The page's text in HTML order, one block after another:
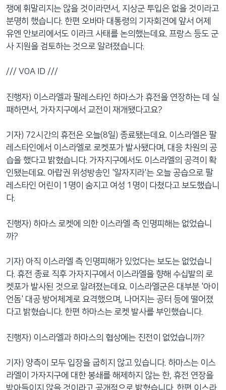
쟁에 휘말리지는 않을 것이라면서, 지상군 투입은 없을 것이라고
분명히 했습니다. 한편 오바마 대통령의 기자회견에 앞서 어제
유엔 안보리에서도 이라크 사태를 논의했는데요. 프랑스 등도 군
사 지원을 검토하는 것으로 알려졌습니다.
/// VOA ID ///
진행자) 이스라엘과 팔레스타인 하마스가 휴전을 연장하는 데 실
패하면서, 가자지구에서 교전이 재개됐다고요?
기자) 72시간의 휴전은 오늘(8일) 종료됐는데요. 이스라엘은 팔
레스타인에서 이스라엘로 로켓포가 발사됐다며, 대응 차원의 공
습을 했다고 밝혔습니다. 가자지구에서도 이스라엘의 공격이 확
인됐는데요. 아랍권 위성방송인 '알자지라'는 오늘 공습으로 팔
레스타인 어린이 1명이 숨지고 여성 1명이 다쳤다고 보도했습니
다.
진행자) 하마스 로켓에 의한 이스라엘 측 인명피해는 없었습니
까?
기자) 아직 이스라엘 측 인명피해가 있었다는 보도는 없었습니
다. 휴전 종료 직후 가자지구에서 이스라엘을 향해 수십발의 로
켓포가 발사된 것으로 알려졌는데요. 이스라엘군은 대부분 '아이
언돔' 대공 방어체계로 요격했으며, 나머지는 공터 등에 떨어졌
다고 밝혔습니다. 한편 하마스는 로켓 발사를 부인했습니다.
진행자) 이스라엘과 하마스의 협상에는 진전이 없었습니까?
기자) 양측이 모두 입장을 굽히지 않고 있습니다. 하마스는 이스
라엘이 가자지구에 대한 봉쇄를 해제하지 않는 한, 휴전 연장을
받아들이지 않을 것이라고 공개적으로 밝혔습니다. 한편 이스라